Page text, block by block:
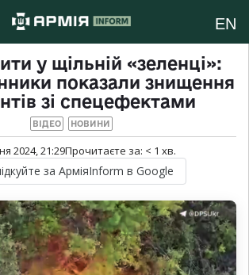
EN
у щільній «зеленці»:
показали знищення
зі спецефектами
ВІДЕО НОВИНИ
2024, 21:29Прочитаєте за: < 1 хв.
за АрміяInform в Google